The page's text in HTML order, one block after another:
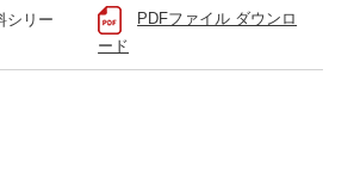
シリー
PDFファイル ダウンロ
ード